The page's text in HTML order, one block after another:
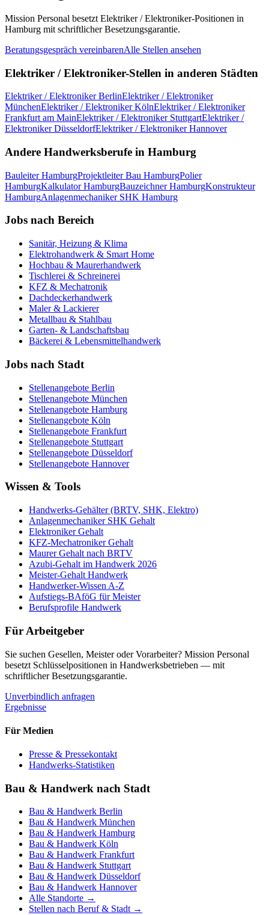
Mission Personal besetzt Elektriker / Elektroniker-Positionen in
Hamburg mit schriftlicher Besetzungsgarantie.
Beratungsgespräch vereinbarenAlle Stellen ansehen
Elektriker / Elektroniker-Stellen in anderen Städten
Elektriker / Elektroniker BerlinElektriker / Elektroniker
MünchenElektriker / Elektroniker KölnElektriker / Elektroniker
Frankfurt am MainElektriker / Elektroniker StuttgartElektriker /
Elektroniker DüsseldorfElektriker / Elektroniker Hannover
Andere Handwerksberufe in Hamburg
Bauleiter HamburgProjektleiter Bau HamburgPolier
HamburgKalkulator HamburgBauzeichner HamburgKonstrukteur
HamburgAnlagenmechaniker SHK Hamburg
Jobs nach Bereich
Sanitär, Heizung & Klima
Elektrohandwerk & Smart Home
Hochbau & Maurerhandwerk
Tischlerei & Schreinerei
KFZ & Mechatronik
Dachdeckerhandwerk
Maler & Lackierer
Metallbau & Stahlbau
Garten- & Landschaftsbau
Bäckerei & Lebensmittelhandwerk
Jobs nach Stadt
Stellenangebote Berlin
Stellenangebote München
Stellenangebote Hamburg
Stellenangebote Köln
Stellenangebote Frankfurt
Stellenangebote Stuttgart
Stellenangebote Düsseldorf
Stellenangebote Hannover
Wissen & Tools
Handwerks-Gehälter (BRTV, SHK, Elektro)
Anlagenmechaniker SHK Gehalt
Elektroniker Gehalt
KFZ-Mechatroniker Gehalt
Maurer Gehalt nach BRTV
Azubi-Gehalt im Handwerk 2026
Meister-Gehalt Handwerk
Handwerker-Wissen A-Z
Aufstiegs-BAföG für Meister
Berufsprofile Handwerk
Für Arbeitgeber
Sie suchen Gesellen, Meister oder Vorarbeiter? Mission Personal
besetzt Schlüsselpositionen in Handwerksbetrieben — mit
schriftlicher Besetzungsgarantie.
Unverbindlich anfragen
Ergebnisse
Für Medien
Presse & Pressekontakt
Handwerks-Statistiken
Bau & Handwerk nach Stadt
Bau & Handwerk Berlin
Bau & Handwerk München
Bau & Handwerk Hamburg
Bau & Handwerk Köln
Bau & Handwerk Frankfurt
Bau & Handwerk Stuttgart
Bau & Handwerk Düsseldorf
Bau & Handwerk Hannover
Alle Standorte →
Stellen nach Beruf & Stadt →